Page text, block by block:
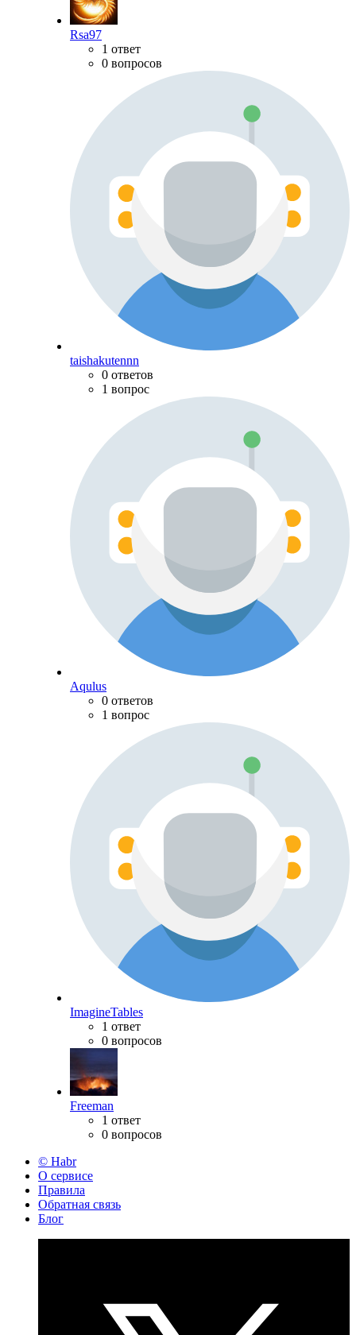
Rsa97
1 ответ
0 вопросов
taishakutennn
0 ответов
1 вопрос
Aqulus
0 ответов
1 вопрос
ImagineTables
1 ответ
0 вопросов
Freeman
1 ответ
0 вопросов
© Habr
О сервисе
Правила
Обратная связь
Блог